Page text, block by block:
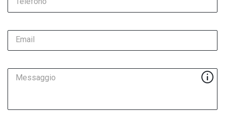
Email
Messaggio